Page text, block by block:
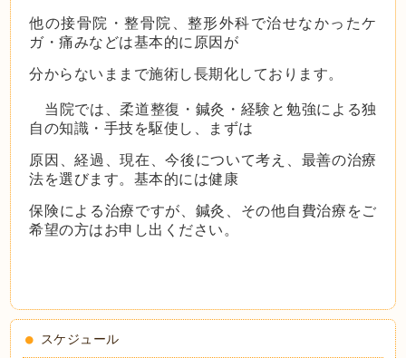
他の接骨院・整骨院、整形外科で治せなかったケ
ガ・痛みなどは基本的に原因が
分からないままで施術し長期化しております。
当院では、柔道整復・鍼灸・経験と勉強による独
自の知識・手技を駆使し、まずは
原因、経過、現在、今後について考え、最善の治療
法を選びます。基本的には健康
保険による治療ですが、鍼灸、その他自費治療をご
希望の方はお申し出ください。
スケジュール